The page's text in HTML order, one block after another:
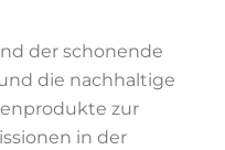
der schonende
die nachhaltige
zur
in der